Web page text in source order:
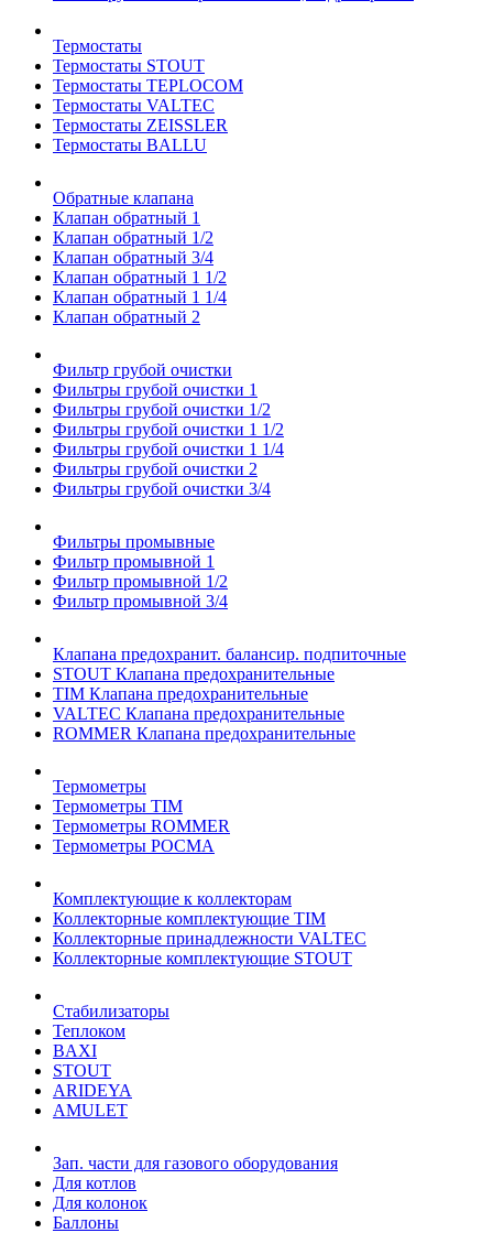
Термостаты
Термостаты STOUT
Термостаты TEPLOCOM
Термостаты VALTEC
Термостаты ZEISSLER
Термостаты BALLU
Обратные клапана
Клапан обратный 1
Клапан обратный 1/2
Клапан обратный 3/4
Клапан обратный 1 1/2
Клапан обратный 1 1/4
Клапан обратный 2
Фильтр грубой очистки
Фильтры грубой очистки 1
Фильтры грубой очистки 1/2
Фильтры грубой очистки 1 1/2
Фильтры грубой очистки 1 1/4
Фильтры грубой очистки 2
Фильтры грубой очистки 3/4
Фильтры промывные
Фильтр промывной 1
Фильтр промывной 1/2
Фильтр промывной 3/4
Клапана предохранит. балансир. подпиточные
STOUT Клапана предохранительные
TIM Клапана предохранительные
VALTEC Клапана предохранительные
ROMMER Клапана предохранительные
Термометры
Термометры TIM
Термометры ROMMER
Термометры РОСМА
Комплектующие к коллекторам
Коллекторные комплектующие TIM
Коллекторные принадлежности VALTEC
Коллекторные комплектующие STOUT
Стабилизаторы
Теплоком
BAXI
STOUT
ARIDEYA
AMULET
Зап. части для газового оборудования
Для котлов
Для колонок
Баллоны